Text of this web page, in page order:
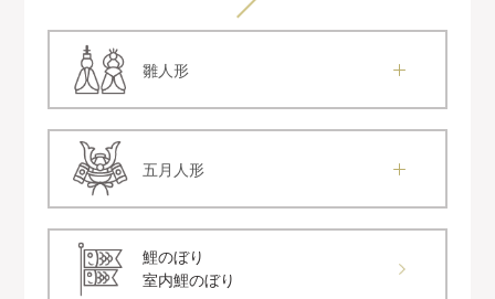
雛人形
五月人形
鯉のぼり
室内鯉のぼり